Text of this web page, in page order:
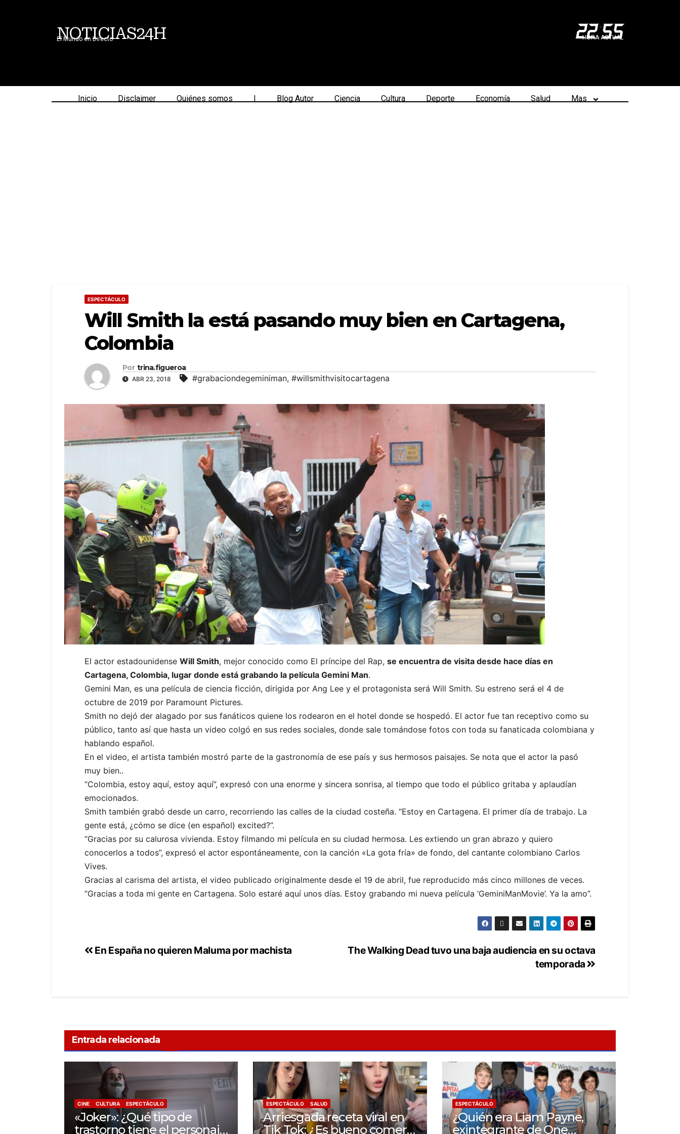
NOTICIAS24H
El Mundo en Directo 22:55
HORA ACTUAL
Inicio Disclaimer Quiénes somos | Blog Autor Ciencia Cultura Deporte Economía Salud Mas
ESPECTÁCULO
Will Smith la está pasando muy bien en Cartagena,
Colombia
Por trina.figueroa
ABR 23, 2018 #grabaciondegeminiman, #willsmithvisitocartagena
El actor estadounidense Will Smith, mejor conocido como El príncipe del Rap, se encuentra de visita desde hace días en
Cartagena, Colombia, lugar donde está grabando la película Gemini Man.
Gemini Man, es una película de ciencia ficción, dirigida por Ang Lee y el protagonista será Will Smith. Su estreno será el 4 de
octubre de 2019 por Paramount Pictures.
Smith no dejó der alagado por sus fanáticos quiene los rodearon en el hotel donde se hospedó. El actor fue tan receptivo como su
público, tanto así que hasta un video colgó en sus redes sociales, donde sale tomándose fotos con toda su fanaticada colombiana y
hablando español.
En el video, el artista también mostró parte de la gastronomía de ese país y sus hermosos paisajes. Se nota que el actor la pasó
muy bien..
“Colombia, estoy aquí, estoy aquí”, expresó con una enorme y sincera sonrisa, al tiempo que todo el público gritaba y aplaudían
emocionados.
Smith también grabó desde un carro, recorriendo las calles de la ciudad costeña. “Estoy en Cartagena. El primer día de trabajo. La
gente está, ¿cómo se dice (en español) excited?”.
“Gracias por su calurosa vivienda. Estoy filmando mi película en su ciudad hermosa. Les extiendo un gran abrazo y quiero
conocerlos a todos”, expresó el actor espontáneamente, con la canción «La gota fría» de fondo, del cantante colombiano Carlos
Vives.
Gracias al carisma del artista, el video publicado originalmente desde el 19 de abril, fue reproducido más cinco millones de veces.
“Gracias a toda mi gente en Cartagena. Solo estaré aquí unos días. Estoy grabando mi nueva película ‘GeminiManMovie’. Ya la amo”.
The Walking Dead tuvo una baja audiencia en su octava
temporada
En España no quieren Maluma por machista
Entrada relacionada
CINE CULTURA ESPECTÁCULO
«Joker»: ¿Qué tipo de
trastorno tiene el personaje
ESPECTÁCULO SALUD
Arriesgada receta viral en
Tik Tok: ¿Es bueno comer
ESPECTÁCULO
¿Quién era Liam Payne,
exintegrante de One